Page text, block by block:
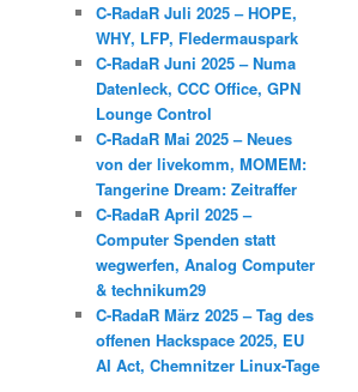
n
C-RadaR Juli 2025 – HOPE,
WHY, LFP, Fledermauspark
C-RadaR Juni 2025 – Numa
Datenleck, CCC Office, GPN
Lounge Control
C-RadaR Mai 2025 – Neues
von der livekomm, MOMEM:
Tangerine Dream: Zeitraffer
C-RadaR April 2025 –
Computer Spenden statt
wegwerfen, Analog Computer
& technikum29
C-RadaR März 2025 – Tag des
offenen Hackspace 2025, EU
AI Act, Chemnitzer Linux-Tage